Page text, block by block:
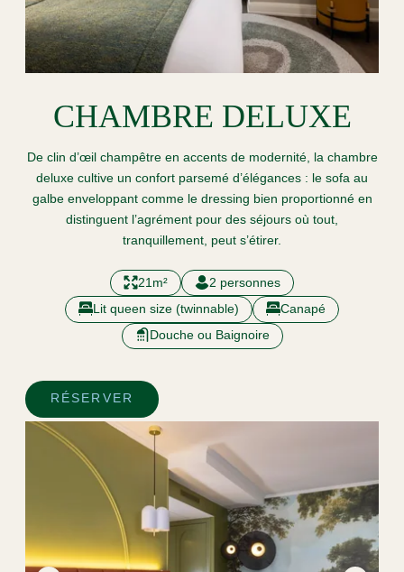
CHAMBRE DELUXE
De clin d’œil champêtre en accents de modernité, la chambre
deluxe cultive un confort parsemé d’élégances : le sofa au
galbe enveloppant comme le dressing bien proportionné en
distinguent l’agrément pour des séjours où tout,
tranquillement, peut s’étirer.
21m²
2 personnes
Lit queen size (twinnable)
Canapé
Douche ou Baignoire
RÉSERVER
SPA
OFFRES & PACKAGES
QUARTIER & TRANSPORTS
GALERIE PHOTOS
MA RÉSERVATION
RÉSERVER